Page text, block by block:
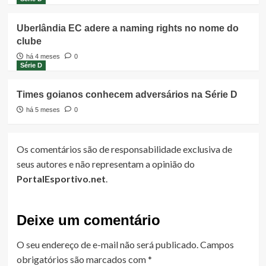
Uberlândia EC adere a naming rights no nome do
clube
há 4 meses
0
Série D
Times goianos conhecem adversários na Série D
há 5 meses 0
Os comentários são de responsabilidade exclusiva de
seus autores e não representam a opinião do
PortalEsportivo.net.
Deixe um comentário
O seu endereço de e-mail não será publicado.Campos
obrigatórios são marcados com*